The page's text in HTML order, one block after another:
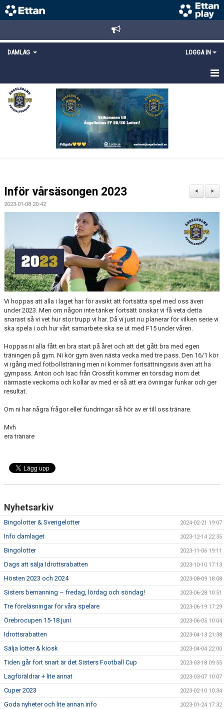
DAMLAG LOGGA IN
HEM
NYHETER
DOKUMENT
MEDLEMSANMÄLAN
>
<
Inför vårsäsongen 2023
2023-01-08 20:42
Vi hoppas att alla i laget har för avsikt att fortsätta spel med oss även
under 2023. Men om någon inte tänker fortsätt önskar vi få veta detta
snarast så vi vet hur stor trupp vi har. Då vi just nu planerar för vilken serie vi
ska spela i och hur vårt samarbete ska se ut med F15 under våren.
Hoppas ni alla fått en bra start på året och att det gått bra med egen
träningen på gym. Ni kör gym även nästa vecka med tre pass. Den 16/1 kör
vi igång med fotbollsträning men ni kommer fortsättningsvis även att ha
gympass. Anton och Isac från Crossfit kommer en torsdag inom det
närmaste veckorna och kollar av med er så att era övningar funkar och ger
resultat.
Om ni har några frågor eller fundringar så hör av er till oss tränare.
Mvh
era tränare
Nyhetsarkiv
Bingolotter & Sverigelotter 2024-02-21 19:07
Info damlaget 2023-12-14 22:35
Bingolotter 2023-11-06 19:11
Dags att sälja Idrottsrabatten 2023-10-10 17:13
Hösten 2023 och 2024 2023-08-09 18:08
Sisters bemanning – fredag, lördag och söndag! 2023-06-28 10:51
Tre föreläsningar för våra spelare 2023-06-19 17:29
Örebrocupen 15-18 juni 2023-06-05 10:04
Idrottsrabatten 2023-04-13 21:38
Sälja lotter & kiosk 2023-04-04 22:00
Tiden går fort snart är det Sisters Football Cup 2023-03-18 09:55
Lagföräldrar + lite annat 2023-03-07 10:07
Cuper 2023 2023-02-10 10:34
Goda nyheter och lite annan info 2023-01-24 17:32